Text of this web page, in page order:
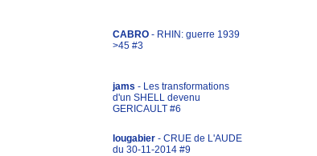
CABRO - RHIN: guerre 1939
>45 #3
jams - Les transformations
d'un SHELL devenu
GERICAULT #6
lougabier - CRUE de L'AUDE
du 30-11-2014 #9